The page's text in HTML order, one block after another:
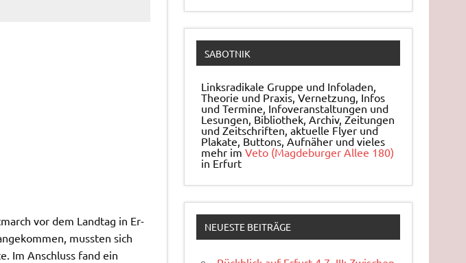
vor dem Land­tag in Er­
muss­ten sich
Im Anschluss fand ein
SABOTNIK
Linksradikale Gruppe und Infoladen,
Theorie und Praxis, Ver­net­zung, Infos
und Ter­mi­ne, In­fo­ver­an­stal­tun­gen und
Le­sun­gen, Bi­blio­thek, Archiv, Zei­tun­gen
und Zeit­schrif­ten, ak­tu­el­le Flyer und
Pla­ka­te, But­tons, Auf­nä­her und vieles
mehr imVeto (Magdeburger Allee 180)
in Erfurt
NEUESTE BEITRÄGE